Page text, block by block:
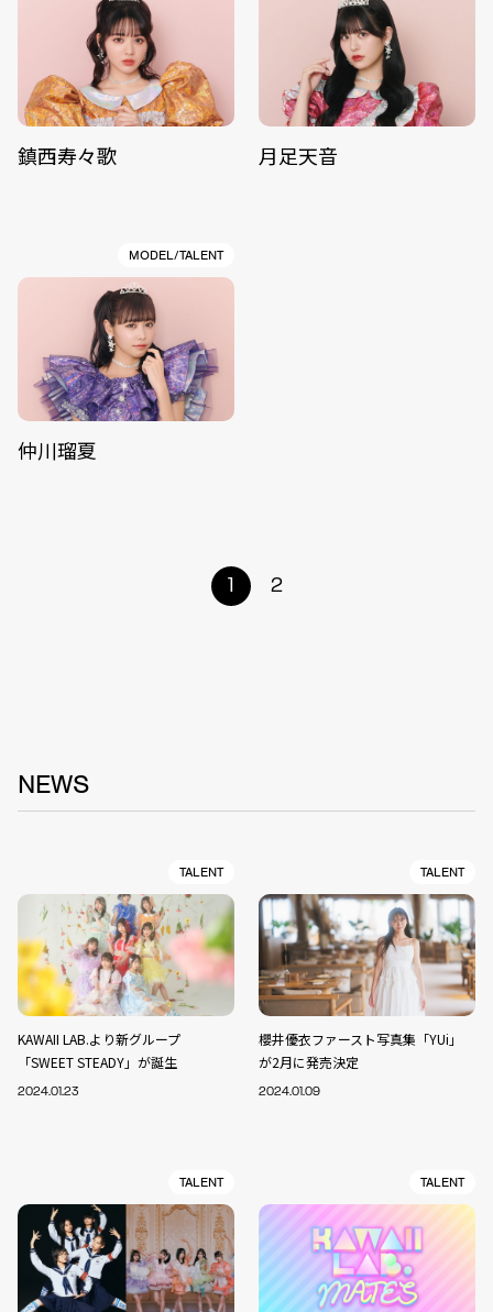
鎮西寿々歌 月足天音
MODEL/TALENT
仲川瑠夏
1 2
NEWS
TALENT
KAWAII LAB.より新グループ
「SWEET STEADY」が誕生
2024.01.23
TALENT
櫻井優衣ファースト写真集「YUi」
が2月に発売決定
2024.01.09
TALENT TALENT